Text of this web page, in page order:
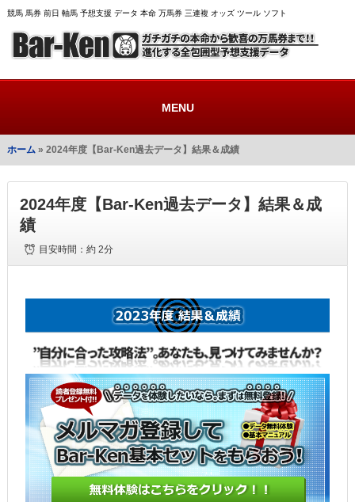
競馬 馬券 前日 軸馬 予想支援 データ 本命 万馬券 三連複 オッズ ツール ソフト
MENU
ホーム» 2024年度【Bar-Ken過去データ】結果＆成績
2024年度【Bar-Ken過去データ】結果＆成
績
目安時間：約 2分